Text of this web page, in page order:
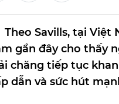
Theo Savills, tại Việt
gần đây cho thấy
chăng tiếp tục
dẫn và sức hút